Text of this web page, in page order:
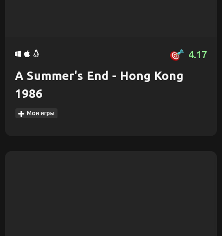
4.17
A Summer's End - Hong Kong
1986
Мои игры